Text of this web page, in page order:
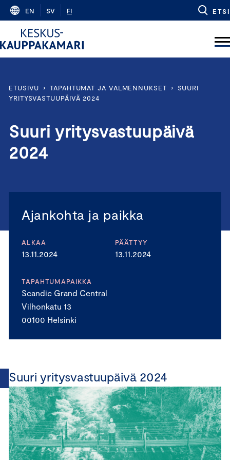
Skip
content
EN SV FI ETSI
ETUSIVU › TAPAHTUMAT JA VALMENNUKSET ›
SUURI
YRITYSVASTUUPÄIVÄ 2024
Suuri yritysvastuupäivä
2024
Ajankohta ja paikka
ALKAA
13.11.2024
PÄÄTTYY
13.11.2024
TAPAHTUMAPAIKKA
Scandic Grand Central
Vilhonkatu 13
00100 Helsinki
Suuri yritysvastuupäivä 2024